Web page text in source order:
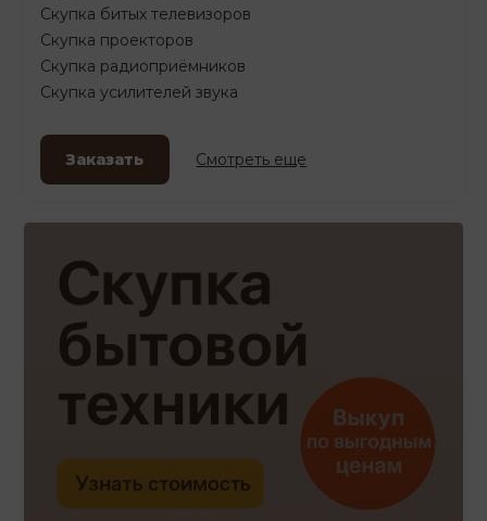
Скупка битых телевизоров
Скупка проекторов
Скупка радиоприёмников
Скупка усилителей звука
Заказать Смотреть еще